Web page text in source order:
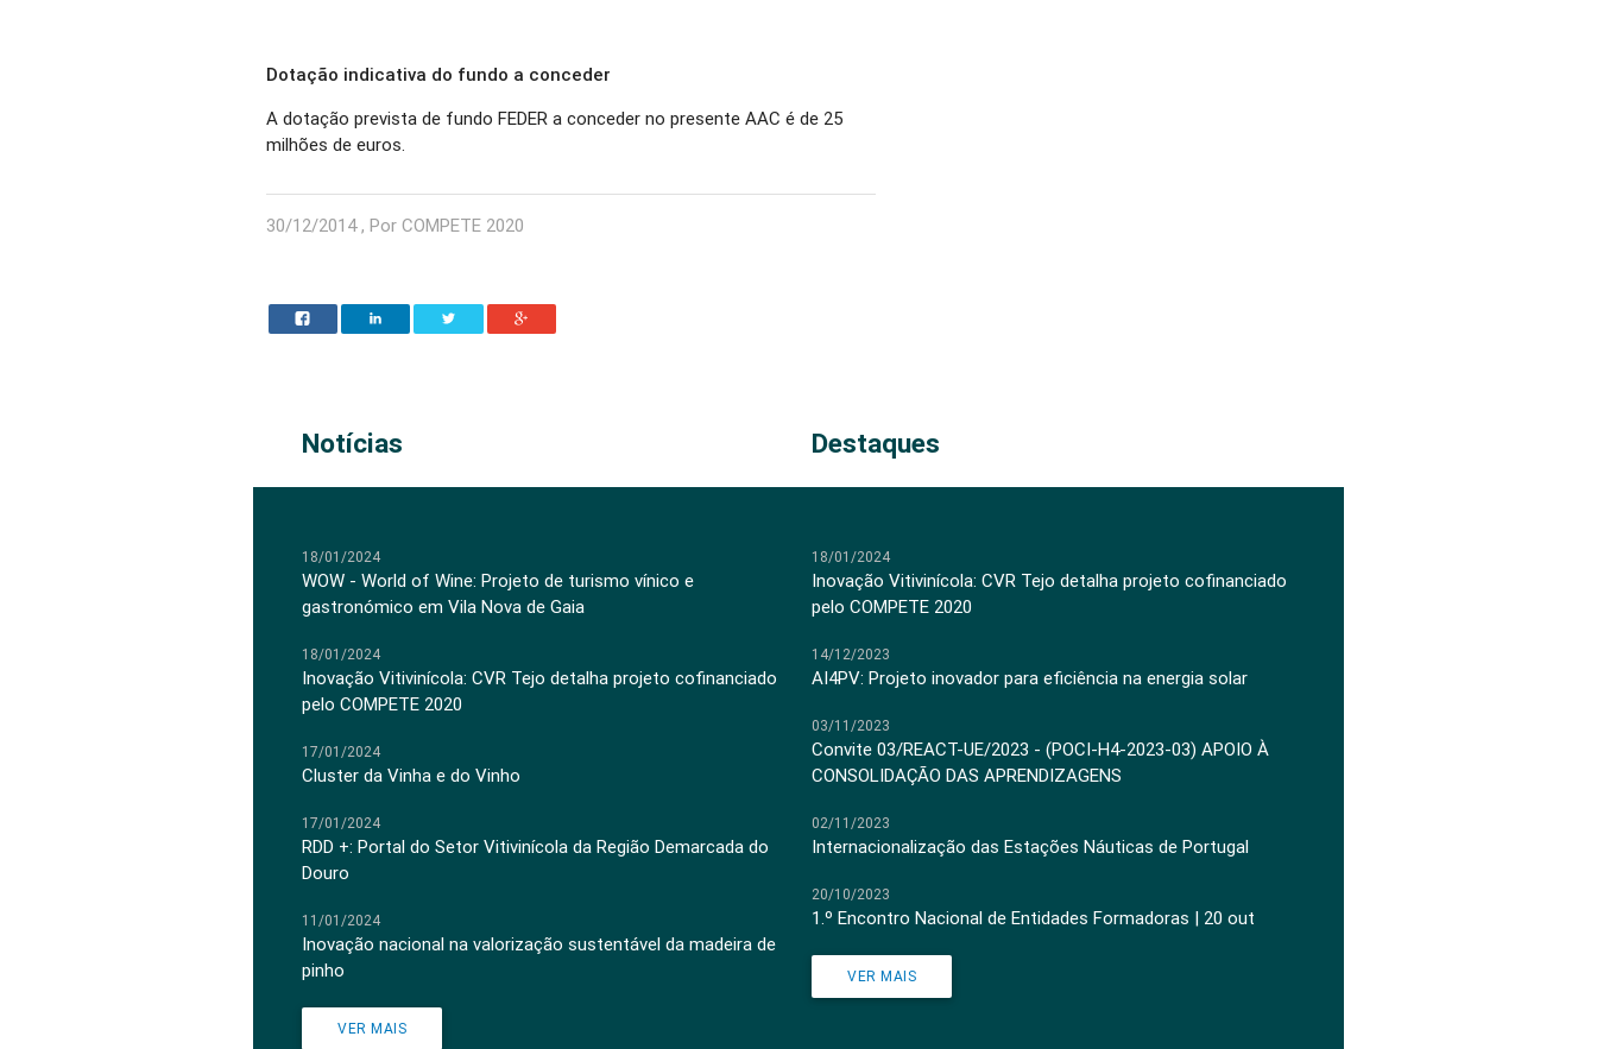
Dotação indicativa do fundo a conceder
A dotação prevista de fundo FEDER a conceder no presente AAC é de 25
milhões de euros.
30/12/2014 , Por COMPETE 2020
Notícias Destaques
18/01/2024
WOW - World of Wine: Projeto de turismo vínico e
gastronómico em Vila Nova de Gaia
18/01/2024
Inovação Vitivinícola: CVR Tejo detalha projeto cofinanciado
pelo COMPETE 2020
17/01/2024
Cluster da Vinha e do Vinho
17/01/2024
RDD +: Portal do Setor Vitivinícola da Região Demarcada do
Douro
11/01/2024
Inovação nacional na valorização sustentável da madeira de
pinho
VER MAIS
18/01/2024
Inovação Vitivinícola: CVR Tejo detalha projeto cofinanciado
pelo COMPETE 2020
14/12/2023
AI4PV: Projeto inovador para eficiência na energia solar
03/11/2023
Convite 03/REACT-UE/2023 - (POCI-H4-2023-03) APOIO À
CONSOLIDAÇÃO DAS APRENDIZAGENS
02/11/2023
Internacionalização das Estações Náuticas de Portugal
20/10/2023
1.º Encontro Nacional de Entidades Formadoras | 20 out
VER MAIS